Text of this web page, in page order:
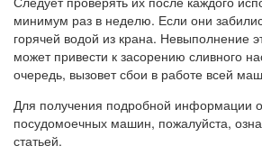
минимум раз в неделю. Если они
горячей водой из крана. Невыполнение
может привести к засорению сливного
очередь, вызовет сбои в работе всей
Для получения подробной информации о
посудомоечных машин, пожалуйста,
статьей.